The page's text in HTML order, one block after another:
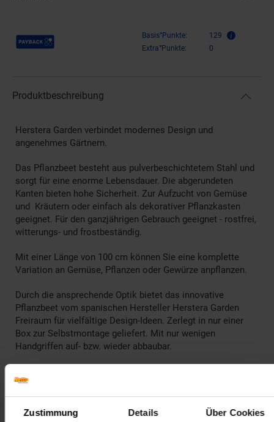
Zustimmung Details Über Cookies
Payback Punkte Basis°Punkte:
129
Extra°Punkte:
0
Produktbeschreibung
Herstera Garden verbindet modernes Design und
angenehmes Gärtnern.
Das Pflanzbeet besteht aus pulverbeschichtetem Stahl und
sorgt für eine enorme Lebensdauer. Die abgerundeten
Kanten bieten hohe Sicherheit. Zur Aufzucht von Gemüse
und Kräutern oder einfach als dekorativer Pflanzkasten
geeignet. Für den ganzjährigen Gebrauch geeignet - rostfrei,
witterungs- und frostbeständig.
Mit einer Länge von 100 cm können Sie eine komplette
Variation an Gemüse, Pflanzen oder Gewürze anpflanzen.
Durch die ansprechende Optik bietet das innovative
Pflanzbeet vom spanischen Hersteller Herstera Garden
Freiraum für vielfältige Design-Ideen. Zerlegt in nur einer
Box zur Selbstmontage geliefert. Mit nur wenigen
Handgriffen auf- bzw. wieder abbaubar.
Ansprechendes Design
Großes Volumen